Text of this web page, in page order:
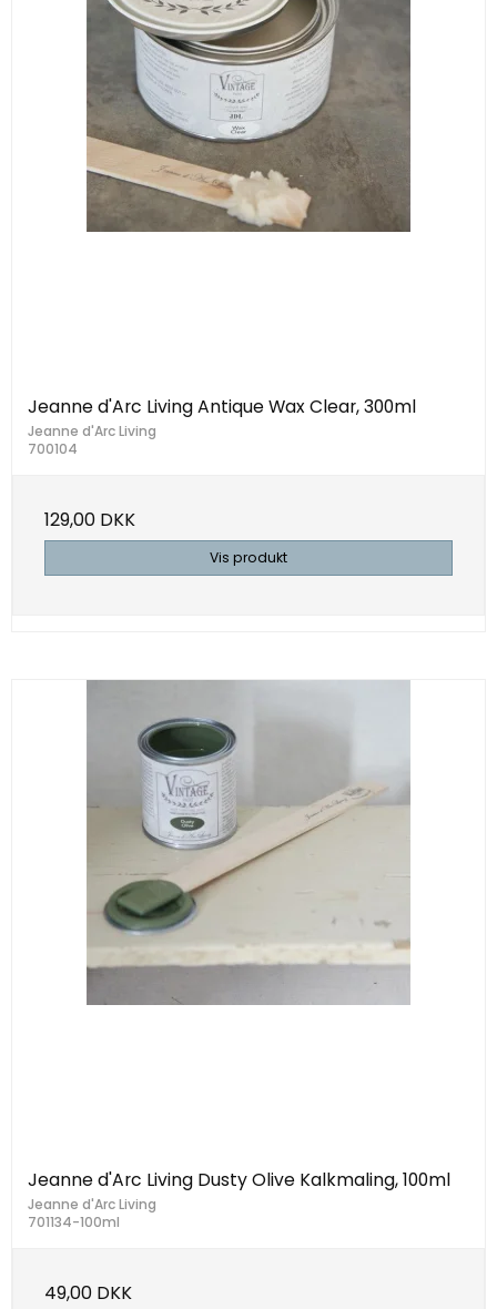
Jeanne d'Arc Living Antique Wax Clear, 300ml
Jeanne d'Arc Living
700104
129,00 DKK
Vis produkt
Jeanne d'Arc Living Dusty Olive Kalkmaling, 100ml
Jeanne d'Arc Living
701134-100ml
49,00 DKK